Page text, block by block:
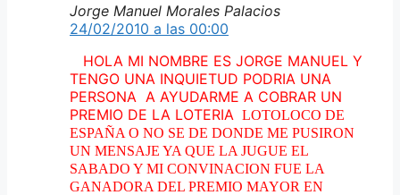
Jorge Manuel Morales Palacios
24/02/2010 a las 00:00
HOLA MI NOMBRE ES JORGE MANUEL Y
TENGO UNA INQUIETUD PODRIA UNA
PERSONA A AYUDARME A COBRAR UN
PREMIO DE LA LOTERIA LOTOLOCO DE
ESPAÑA O NO SE DE DONDE ME PUSIRON
UN MENSAJE YA QUE LA JUGUE EL
SABADO Y MI CONVINACION FUE LA
GANADORA DEL PREMIO MAYOR EN